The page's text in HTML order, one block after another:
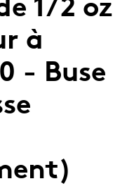
à
- Buse